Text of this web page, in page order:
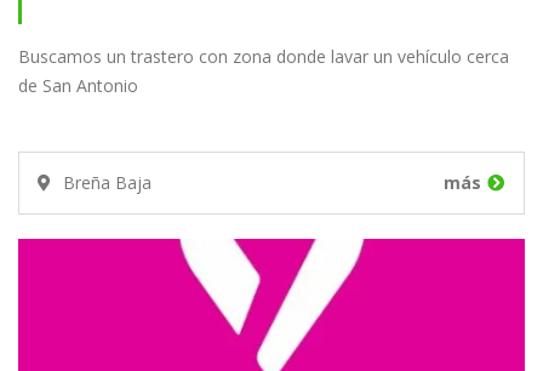
Buscamos un trastero con zona donde lavar un vehículo cerca
de San Antonio
Breña Baja más